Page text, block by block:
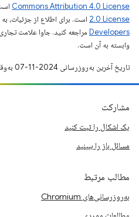
Commons Attribution 4.0 License
2.0 License است. برای اطلاع از جزئیات، به
Developers‏
وابسته به آن است.
تاریخ آخرین به‌روزرسانی 2024-11-07 به‌وقت ساعت هماهنگ جهانی.
مشارکت
یک اشکال را ثبت کنید
مسائل باز را ببینید
مطالب مرتبط
به‌روزرسانی‌های Chromium